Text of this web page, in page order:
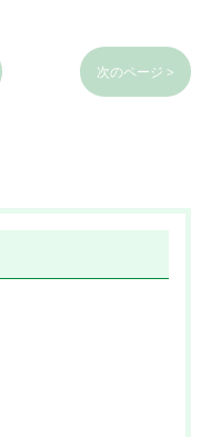
次のページ >